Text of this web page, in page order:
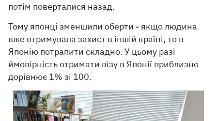
потім поверталися назад.
Тому японці зменшили оберти - якщо людина
вже отримувала захист в іншій країні, то в
Японію потрапити складно. У цьому разі
ймовірність отримати візу в Японії приблизно
дорівнює 1% зі 100.